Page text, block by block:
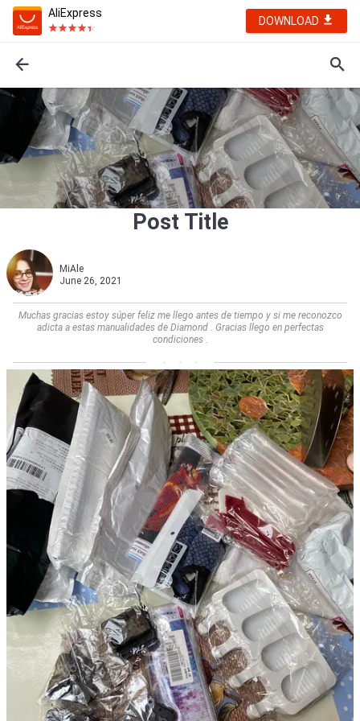
AliExpress
DOWNLOAD
Post Title
MiAle
June 26, 2021
Muchas gracias estoy súper feliz me llego antes de tiempo y si me reconozco
adicta a estas manualidades de Diamond . Gracias llego en perfectas
condiciones .